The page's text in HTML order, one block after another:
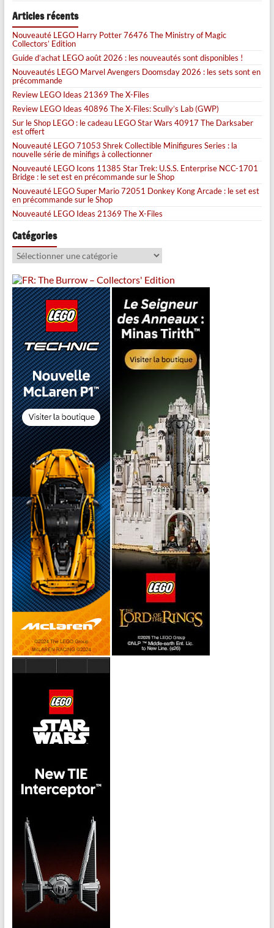
Articles récents
Nouveauté LEGO Harry Potter 76476 The Ministry of Magic
Collectors’ Edition
Guide d’achat LEGO août 2026 : les nouveautés sont disponibles !
Nouveautés LEGO Marvel Avengers Doomsday 2026 : les sets sont en
précommande
Review LEGO Ideas 21369 The X-Files
Review LEGO Ideas 40896 The X-Files: Scully’s Lab (GWP)
Sur le Shop LEGO : le cadeau LEGO Star Wars 40917 The Darksaber
est offert
Nouveauté LEGO 71053 Shrek Collectible Minifigures Series : la
nouvelle série de minifigs à collectionner
Nouveauté LEGO Icons 11385 Star Trek: U.S.S. Enterprise NCC-1701
Bridge : le set est en précommande sur le Shop
Nouveauté LEGO Super Mario 72051 Donkey Kong Arcade : le set est
en précommande sur le Shop
Nouveauté LEGO Ideas 21369 The X-Files
Catégories
Catégories